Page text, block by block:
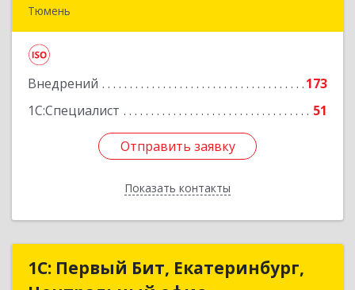
Тюмень
Внедрений
173
1С:Специалист
51
Отправить заявку
Показать контакты
Подробнее
Отправить заявку
Назад
1С: Первый Бит, Екатеринбург,
1С: Первый Бит, Екатеринбург,